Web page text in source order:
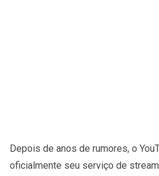
Depois de anos de rumores, o
oficialmente seu serviço de